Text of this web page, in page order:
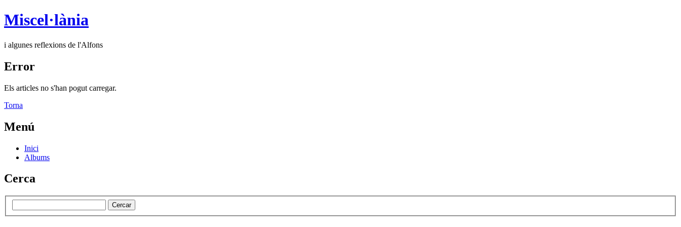
Miscel·lània
i algunes reflexions de l'Alfons
Error
Els articles no s'han pogut carregar.
Torna
Menú
Inici
Albums
Cerca